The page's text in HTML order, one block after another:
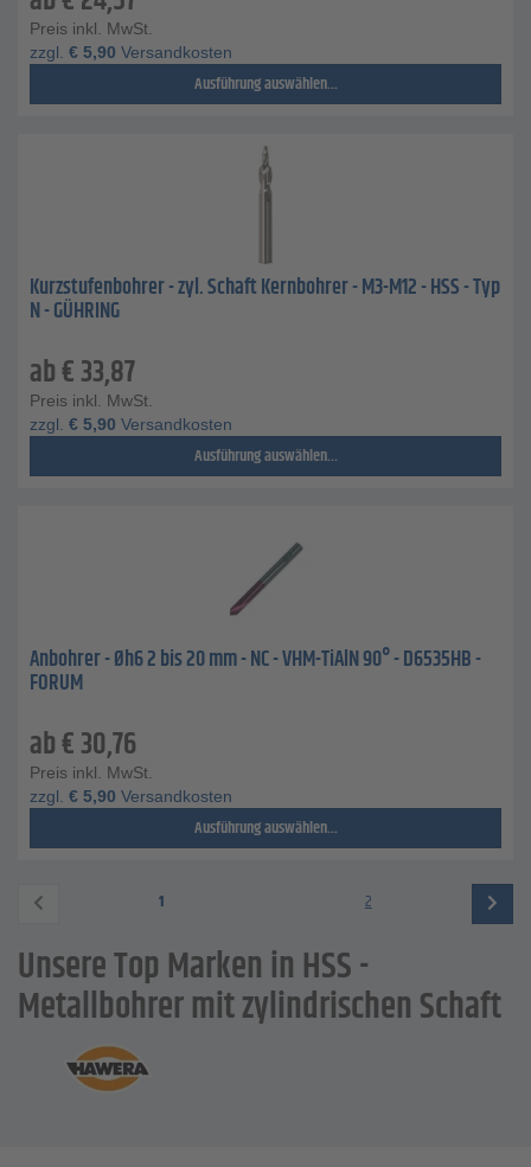
Preis inkl. MwSt.
zzgl. € 5,90 Versandkosten
Ausführung auswählen...
Kurzstufenbohrer - zyl. Schaft Kernbohrer - M3-M12 - HSS - Typ
N - GÜHRING
ab€33,87
Preis inkl. MwSt.
zzgl. € 5,90 Versandkosten
Ausführung auswählen...
Anbohrer - Øh6 2 bis 20 mm - NC - VHM-TiAlN 90° - D6535HB -
FORUM
ab€30,76
Preis inkl. MwSt.
zzgl. € 5,90 Versandkosten
Ausführung auswählen...
1 2
Unsere Top Marken in HSS -
Metallbohrer mit zylindrischen Schaft